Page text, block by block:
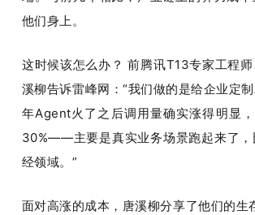
他们身上。
这时候该怎么办？ 前腾讯T13专家工程
溪柳告诉雷峰网：“我们做的是给企业定
年Agent火了之后调用量确实涨得明显
30%——主要是真实业务场景跑起来了，
经领域。”
面对高涨的成本，唐溪柳分享了他们的生